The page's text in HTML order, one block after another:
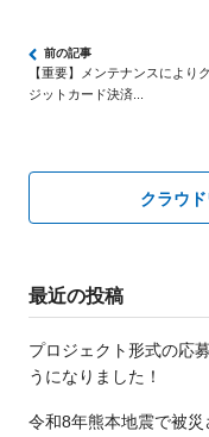
【重要】メンテナンスにより
ジットカード決済...
クラウ
最近の投稿
プロジェクト形式の応
うになりました！
令和8年熊本地震で被